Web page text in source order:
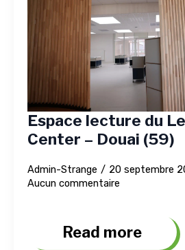
Espace lecture du
Center – Douai (59)
Admin-Strange
20 septembre
Aucun commentaire
Read more